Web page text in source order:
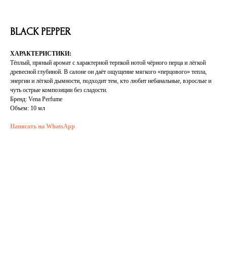
BLACK PEPPER
ХАРАКТЕРИСТИКИ:
Тёплый, пряный аромат с характерной терпкой нотой чёрного перца и лёгкой
древесной глубиной. В салоне он даёт ощущение мягкого «перцового» тепла,
энергии и лёгкой дымности, подходит тем, кто любит небанальные, взрослые и
чуть острые композиции без сладости.
Бренд: Vena Perfume
Объем: 10 мл
Написать на WhatsApp